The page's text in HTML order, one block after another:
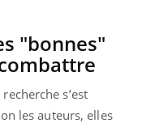
"bonnes"
s’est
les auteurs, elles